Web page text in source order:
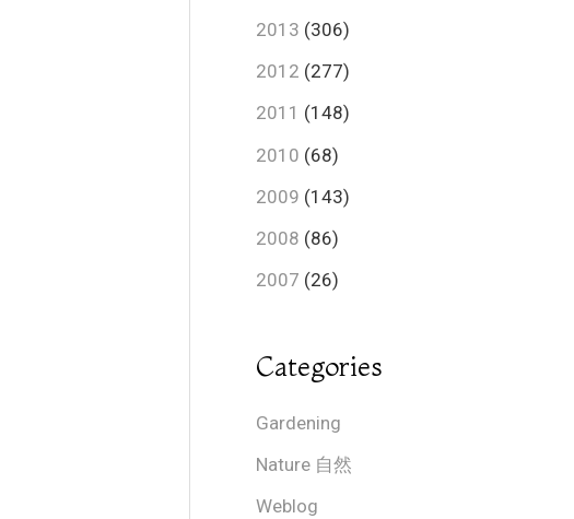
2013 (306)
2012 (277)
2011 (148)
2010 (68)
2009 (143)
2008 (86)
2007 (26)
Categories
Gardening
Nature 自然
Weblog